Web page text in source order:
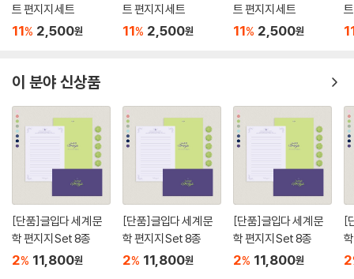
트 편지지 세트
11% 2,500원
트 편지지 세트
11% 2,500원
트 편지지 세트
11% 2,500원
이 분야 신상품
[단품]글입다 세계 문
학 편지지 Set 8종
2% 11,800원
[단품]글입다 세계 문
학 편지지 Set 8종
2% 11,800원
[단품]글입다 세계 문
학 편지지 Set 8종
2% 11,800원
[
2